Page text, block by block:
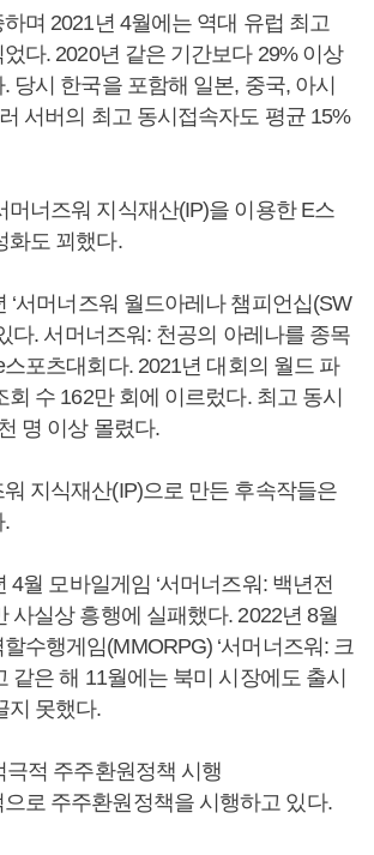
며 2021년 4월에는 역대 유럽 최고
다. 2020년 같은 기간보다 29% 이상
당시 한국을 포함해 일본, 중국, 아시
서버의 최고 동시접속자도 평균 15%
머너즈워 지식재산(IP)을 이용한 E스
화도 꾀했다.
‘서머너즈워 월드아레나 챔피언십(SW
다. 서머너즈워: 천공의 아레나를 종목
포츠대회다. 2021년 대회의 월드 파
수 162만 회에 이르렀다. 최고 동시
명 이상 몰렸다.
지식재산(IP)으로 만든 후속작들은
.
4월 모바일게임 ‘서머너즈워: 백년전
사실상 흥행에 실패했다. 2022년 8월
수행게임(MMORPG) ‘서머너즈워: 크
같은 해 11월에는 북미 시장에도 출시
지 못했다.
적 주주환원정책 시행
로 주주환원정책을 시행하고 있다.